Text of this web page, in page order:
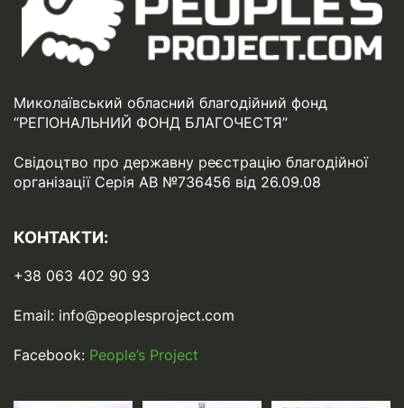
Миколаївський обласний благодійний фонд
“РЕГІОНАЛЬНИЙ ФОНД БЛАГОЧЕСТЯ”
Свідоцтво про державну реєстрацію благодійної
організації Серія АВ №736456 від 26.09.08
КОНТАКТИ:
+38 063 402 90 93
Email: info@peoplesproject.com
Facebook: People’s Project